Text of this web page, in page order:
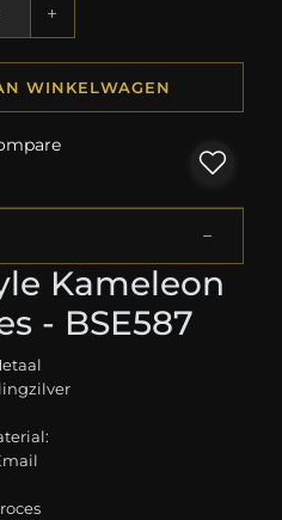
+
WINKELWAGEN
Kameleon
- BSE587